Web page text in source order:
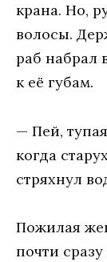
крана. Но,
волосы.
раб набрал
к её губам.
— Пей,
когда
стряхнул
Пожилая
почти